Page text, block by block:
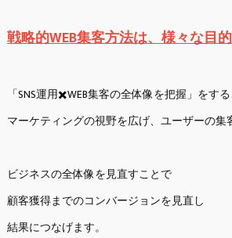
戦略的WEB集客方法は、様々な目
「SNS運用✖️WEB集客の全体像を把握」をす
マーケティングの視野を広げ、ユーザーの集
ビジネスの全体像を見直すことで
顧客獲得までのコンバージョンを見直し
結果につなげます。